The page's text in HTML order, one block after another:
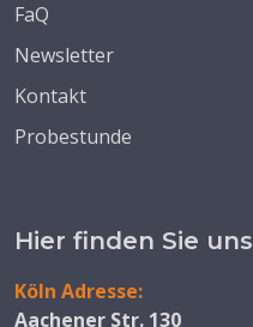
FaQ
Newsletter
Kontakt
Probestunde
Hier finden Sie uns
Köln Adresse:
Aachener Str. 130